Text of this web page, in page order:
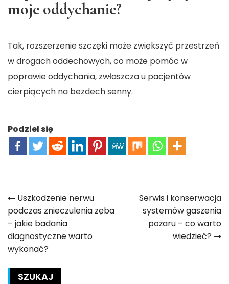
moje oddychanie?
Tak, rozszerzenie szczęki może zwiększyć przestrzeń
w drogach oddechowych, co może pomóc w
poprawie oddychania, zwłaszcza u pacjentów
cierpiących na bezdech senny.
Podziel się
Nawigacja
wpisu
Uszkodzenie nerwu
podczas znieczulenia zęba
– jakie badania
diagnostyczne warto
wykonać?
Serwis i konserwacja
systemów gaszenia
pożaru – co warto
wiedzieć?
SZUKAJ